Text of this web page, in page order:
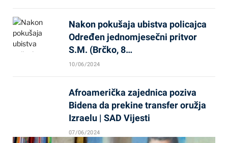
Nakon pokušaja ubistva policajca
Određen jednomjesečni pritvor
S.M. (Brčko, 8…
10/06/2024
Afroamerička zajednica poziva
Bidena da prekine transfer oružja
Izraelu | SAD Vijesti
07/06/2024